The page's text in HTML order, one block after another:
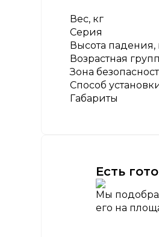
Вес, кг
Серия
Высота падения,
Возрастная
Зона
Способ
Габариты
Есть
Мы
его на